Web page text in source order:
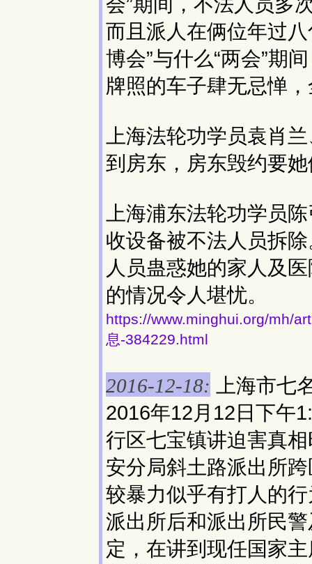
而且派人在俩位年过
博会”与什么“两会”期
牌照的车子肆无忌惮
上海法轮功学员袁肖
到房东，房东毁约要
上海浦东法轮功学员
收设备被不法人员拆
人员蛊惑她的家人及
的情况令人堪忧。
https://www.minghui.org/mh/
息-384229.html
2016-12-18: 上海市七
2016年12月12日下午
行区七宝镇讲迫害真
安分局斜土路派出所
较暴力似乎有打人的
派出所后和派出所民
定，在讲到现任国家